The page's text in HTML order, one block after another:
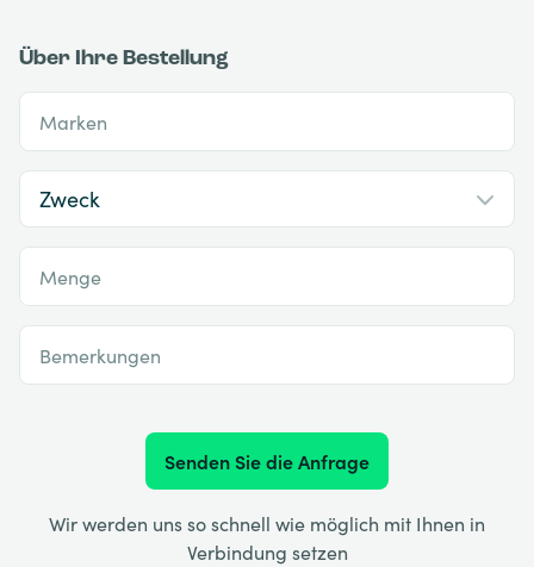
Über Ihre Bestellung
Marken
Menge
Bemerkungen
Senden Sie die Anfrage
Wir werden uns so schnell wie möglich mit Ihnen in
Verbindung setzen